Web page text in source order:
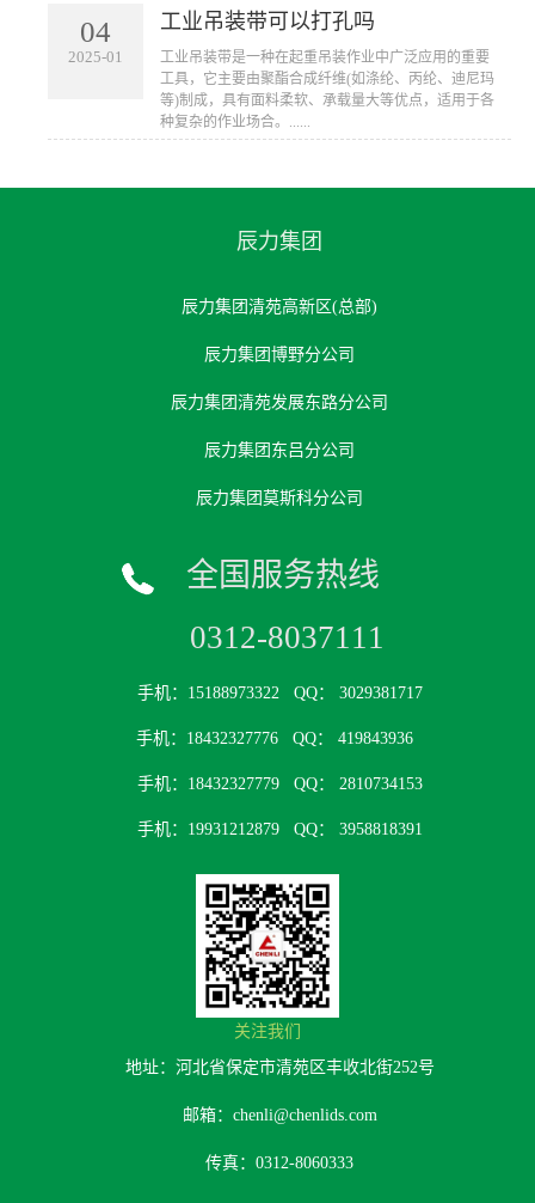
04
2025-01
工业吊装带可以打孔吗
工业吊装带是一种在起重吊装作业中广泛应用的重要
工具，它主要由聚酯合成纤维(如涤纶、丙纶、迪尼玛
等)制成，具有面料柔软、承载量大等优点，适用于各
种复杂的作业场合。......
辰力集团
辰力集团清苑高新区(总部)
辰力集团博野分公司
辰力集团清苑发展东路分公司
辰力集团东吕分公司
辰力集团莫斯科分公司
全国服务热线
0312-8037111
手机：15188973322 QQ： 3029381717
手机：18432327776 QQ： 419843936
手机：18432327779QQ： 2810734153
手机：19931212879 QQ： 3958818391
关注我们
地址：河北省保定市清苑区丰收北街252号
邮箱：chenli@chenlids.com
传真：0312-8060333